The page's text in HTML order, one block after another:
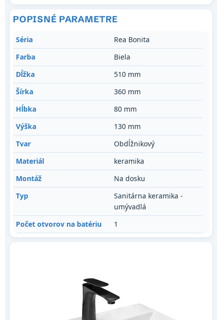
POPISNÉ PARAMETRE
Séria
Rea Bonita
Farba
Biela
Dĺžka
510 mm
Šírka
360 mm
Hĺbka
80 mm
Výška
130 mm
Tvar
Obdĺžnikový
Materiál
keramika
Montáž
Na dosku
Typ
Sanitárna keramika -
umývadlá
Počet otvorov na batériu
1